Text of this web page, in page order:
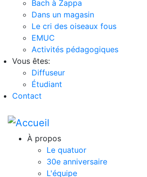
Bach à Zappa
Dans un magasin
Le cri des oiseaux fous
EMUC
Activités pédagogiques
Vous êtes:
Diffuseur
Étudiant
Contact
À propos
Le quatuor
30e anniversaire
L'équipe